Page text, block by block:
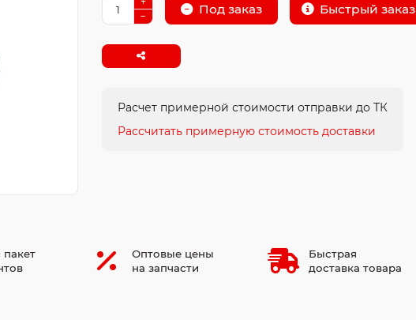
Под заказ Быстрый заказ
Расчет примерной стоимости отправки до ТК
Рассчитать примерную стоимость доставки
Оптовые цены
на запчасти
Быстрая
доставка товара